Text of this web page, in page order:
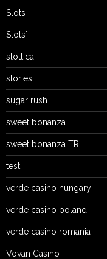
Slots
Slots`
slottica
stories
sugar rush
sweet bonanza
sweet bonanza TR
test
verde casino hungary
verde casino poland
verde casino romania
Vovan Casino